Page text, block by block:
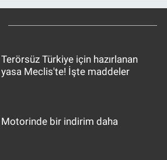
Terörsüz Türkiye için hazırlanan
yasa Meclis'te! İşte maddeler
Motorinde bir indirim daha